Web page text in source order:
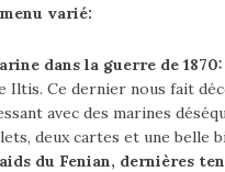
varié:
dans la guerre de 1870:
Iltis. Ce dernier nous fait
avec des marines
deux cartes et une belle
du Fenian, dernières